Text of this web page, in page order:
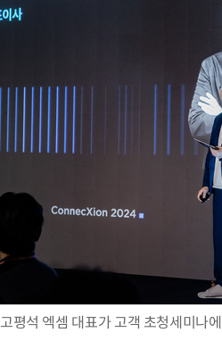
고평석 엑셈 대표가 고객 초청세미나
AI Native Enterprise를 지원하는 AI Ready Data